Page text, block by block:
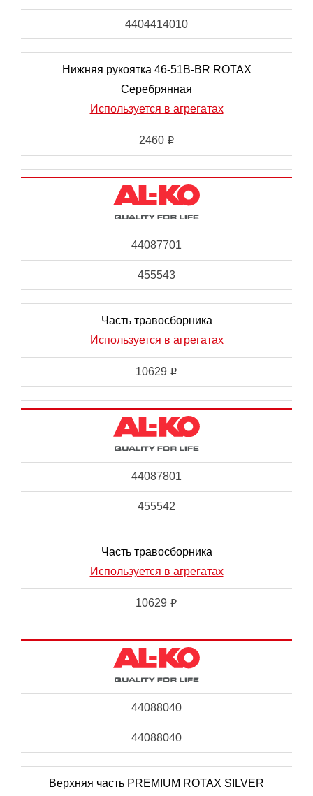
4404414010
Нижняя рукоятка 46-51B-BR ROTAX
Серебрянная
Используется в агрегатах
2460 i
44087701
455543
Часть травосборника
Используется в агрегатах
10629 i
44087801
455542
Часть травосборника
Используется в агрегатах
10629 i
44088040
44088040
Верхняя часть PREMIUM ROTAX SILVER